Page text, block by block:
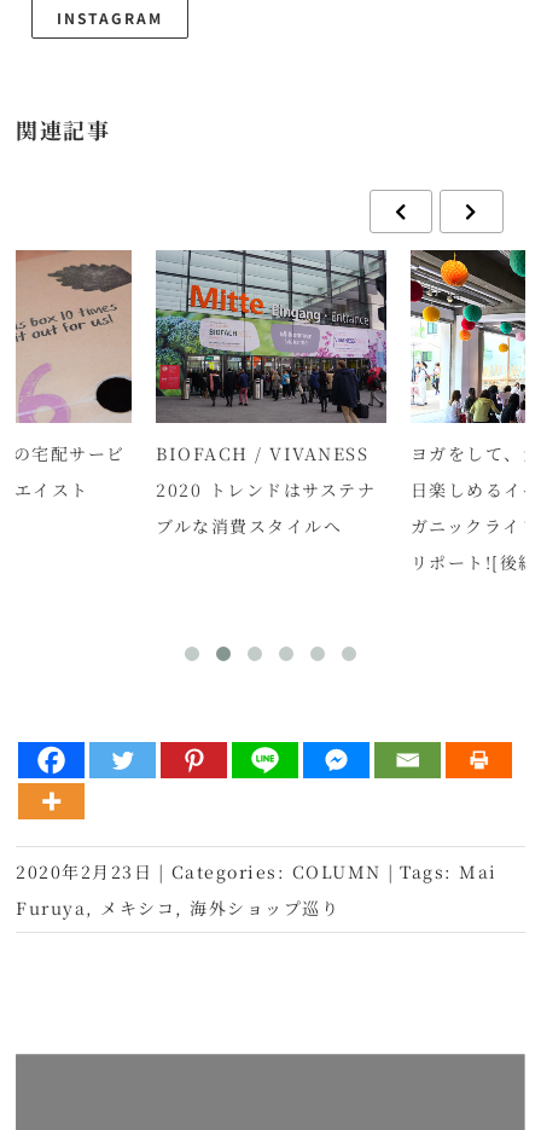
INSTAGRAM
関連記事
の宅配サービ
エイスト
BIOFACH / VIVANESS
2020 トレンドはサステナ
ブルな消費スタイルへ
ヨガをして、
日楽しめるイ
ガニックライ
リポート![後
2020年2月23日 | Categories: COLUMN | Tags: Mai
Furuya , メキシコ ,海外ショップ巡り